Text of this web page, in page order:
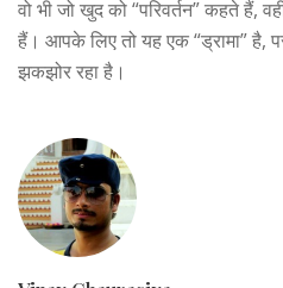
वो भी जो खुद को “परिवर्तन” कहते हैं,
हैं। आपके लिए तो यह एक “ड्रामा” है,
झकझोर रहा है।